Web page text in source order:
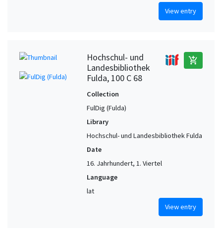
View entry
Hochschul- und
Landesbibliothek
Fulda, 100 C 68
add_shopping_cart
Collection
FulDig (Fulda)
Library
Hochschul- und Landesbibliothek Fulda
Date
16. Jahrhundert, 1. Viertel
Language
lat
View entry